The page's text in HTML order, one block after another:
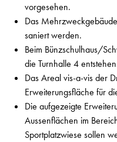
vorgesehen.
Das
saniert werden.
Beim Bünzschulhaus/
die Turnhalle 4
Das Areal vis-a-vis der
Erweiterungsfläche für
Die aufgezeigte
Aussenflächen im
Sportplatzwiese sollen